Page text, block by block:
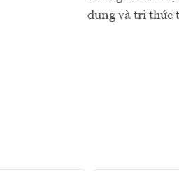
dung và tri thức